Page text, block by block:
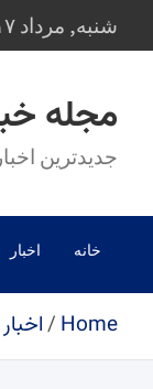
to
شنبه, مرداد ۱۷, ۱۴۰۵
مجله
جدیدترین
خانه اخبار
Home اخبار